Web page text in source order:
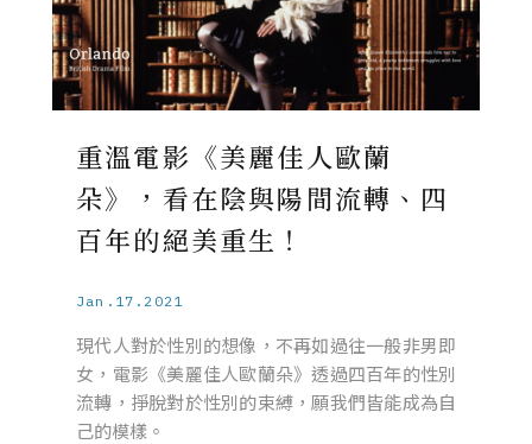
重溫電影《美麗佳人歐蘭
朵》，看在陰與陽間流轉、四
百年的絕美重生！
Jan.17.2021
現代人對於性別的想像，不再如過往一般非男即
女，電影《美麗佳人歐蘭朵》透過四百年的性別
流轉，掙脫對於性別的束縛，願我們皆能成為自
己的模樣。